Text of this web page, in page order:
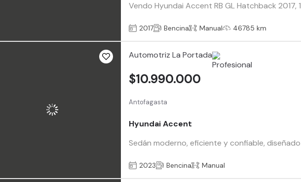
Vendo Hyundai Accent RB GL Hatchback
2017 Bencina Manual 46785 km
Automotriz La Portada
Antofagasta
Hyundai Accent
Sedán moderno, eficiente y confiable,
$10.990.000
2023 Bencina Manual